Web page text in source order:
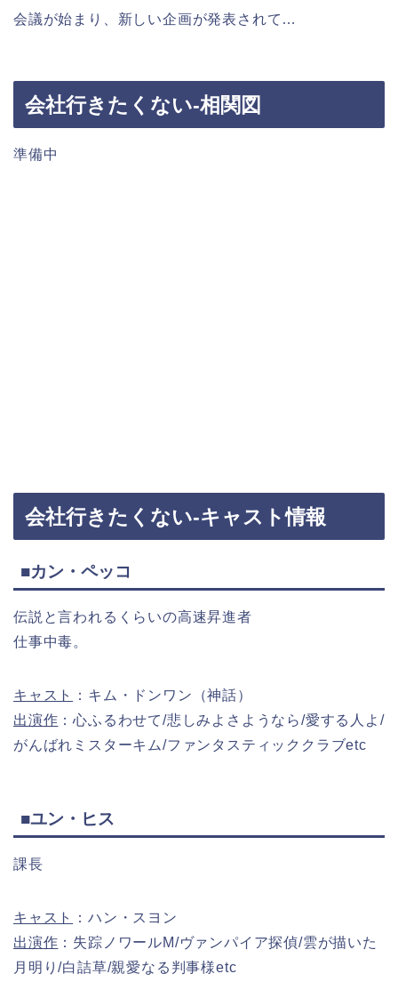
会議が始まり、新しい企画が発表されて…
会社行きたくない-相関図
準備中
会社行きたくない-キャスト情報
■カン・ペッコ
伝説と言われるくらいの高速昇進者
仕事中毒。
キャスト
：キム・ドンワン（神話）
出演作 ：心ふるわせて/悲しみよさようなら/愛する人よ/
がんばれミスターキム/ファンタスティッククラブetc
■ユン・ヒス
課長
キャスト
：ハン・スヨン
出演作 ：失踪ノワールM/ヴァンパイア探偵/雲が描いた
月明り/白詰草/親愛なる判事様etc